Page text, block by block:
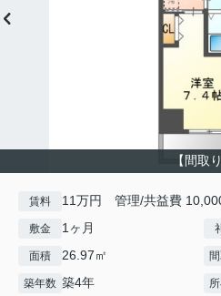
【間取り
賃料 11万円 管理/共益費
敷金 1ヶ月
面積 26.97㎡
築年数 築4年